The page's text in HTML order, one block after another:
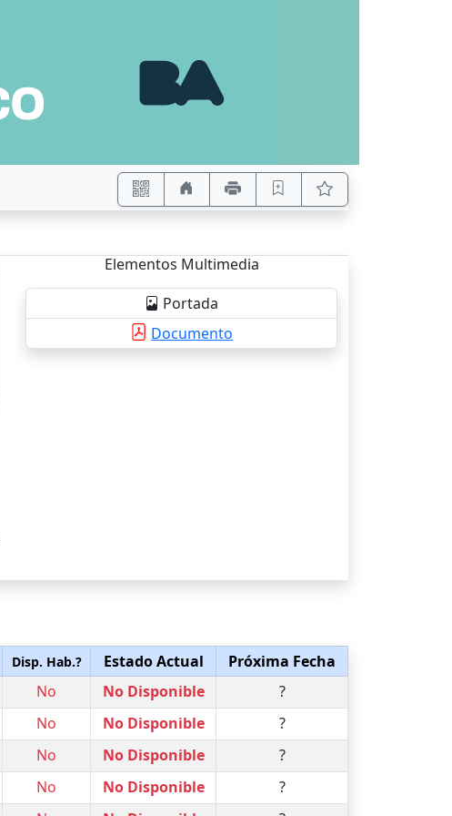
Elementos Multimedia
Portada
Documento
Disp. Hab.? Estado Actual
Próxima Fecha
No No Disponible
?
No No Disponible
?
No No Disponible
?
No No Disponible
?